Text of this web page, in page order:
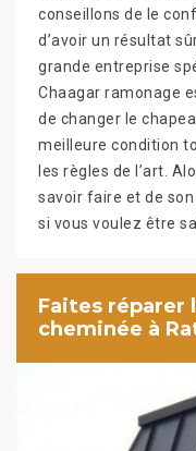
conseillons de le
d’avoir un résultat
grande entreprise
Chaagar ramonage
de changer le
meilleure condition
les règles de l’art.
savoir faire et de
si vous voulez être
Faites réparer
cheminée à